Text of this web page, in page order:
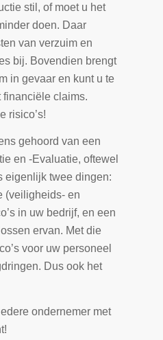
stil, of moet u het
doen. Daar
van verzuim en
bij. Bovendien brengt
in gevaar en kunt u te
financiële claims.
risico’s!
gehoord van een
en -Evaluatie, oftewel
eigenlijk twee dingen:
(veiligheids- en
in uw bedrijf, en een
ervan. Met die
voor uw personeel
Dus ook het
ondernemer met